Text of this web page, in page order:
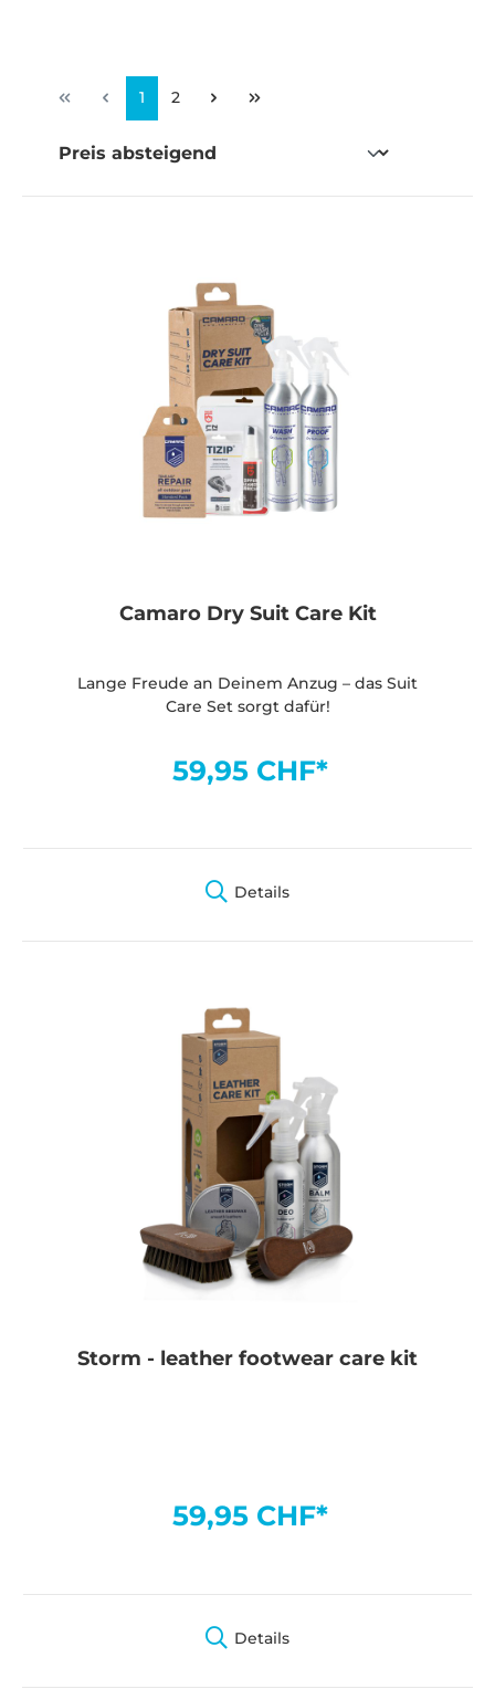
1 2
Camaro Dry Suit Care Kit
Lange Freude an Deinem Anzug – das Suit
Care Set sorgt dafür!
59,95 CHF*
Details
Storm - leather footwear care kit
59,95 CHF*
Details